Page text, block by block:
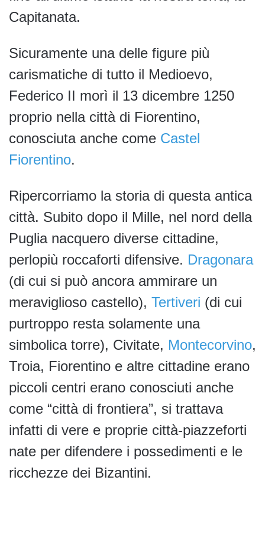
Capitanata.
Sicuramente una delle figure più
carismatiche di tutto il Medioevo,
Federico II morì il 13 dicembre 1250
proprio nella città di Fiorentino,
conosciuta anche come Castel
Fiorentino.
Ripercorriamo la storia di questa antica
città. Subito dopo il Mille, nel nord della
Puglia nacquero diverse cittadine,
perlopiù roccaforti difensive. Dragonara
(di cui si può ancora ammirare un
meraviglioso castello), Tertiveri (di cui
purtroppo resta solamente una
simbolica torre), Civitate, Montecorvino,
Troia, Fiorentino e altre cittadine erano
piccoli centri erano conosciuti anche
come “città di frontiera”, si trattava
infatti di vere e proprie città-piazzeforti
nate per difendere i possedimenti e le
ricchezze dei Bizantini.